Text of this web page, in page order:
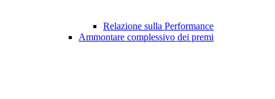
Relazione sulla Performance
Ammontare complessivo dei premi